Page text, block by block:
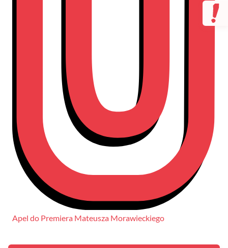
Apel do Premiera Mateusza Morawieckiego